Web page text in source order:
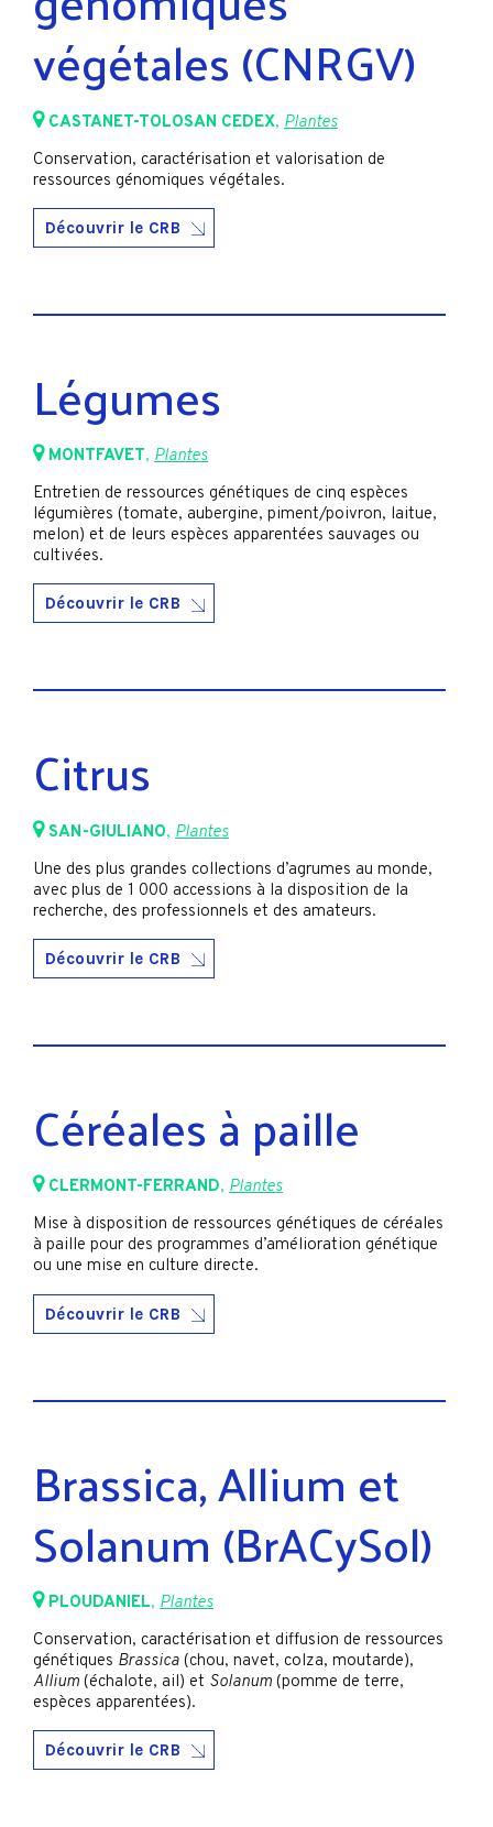
végétales (CNRGV)
CASTANET-TOLOSAN CEDEX, Plantes
Conservation, caractérisation et valorisation de
ressources génomiques végétales.
Découvrir le CRB
Légumes
MONTFAVET, Plantes
Entretien de ressources génétiques de cinq espèces
légumières (tomate, aubergine, piment/poivron, laitue,
melon) et de leurs espèces apparentées sauvages ou
cultivées.
Découvrir le CRB
Citrus
SAN-GIULIANO, Plantes
Une des plus grandes collections d’agrumes au monde,
avec plus de 1 000 accessions à la disposition de la
recherche, des professionnels et des amateurs.
Découvrir le CRB
Céréales à paille
CLERMONT-FERRAND, Plantes
Mise à disposition de ressources génétiques de céréales
à paille pour des programmes d’amélioration génétique
ou une mise en culture directe.
Découvrir le CRB
Brassica, Allium et
Solanum (BrACySol)
PLOUDANIEL, Plantes
Conservation, caractérisation et diffusion de ressources
génétiques Brassica (chou, navet, colza, moutarde),
Allium (échalote, ail) et Solanum (pomme de terre,
espèces apparentées).
Découvrir le CRB